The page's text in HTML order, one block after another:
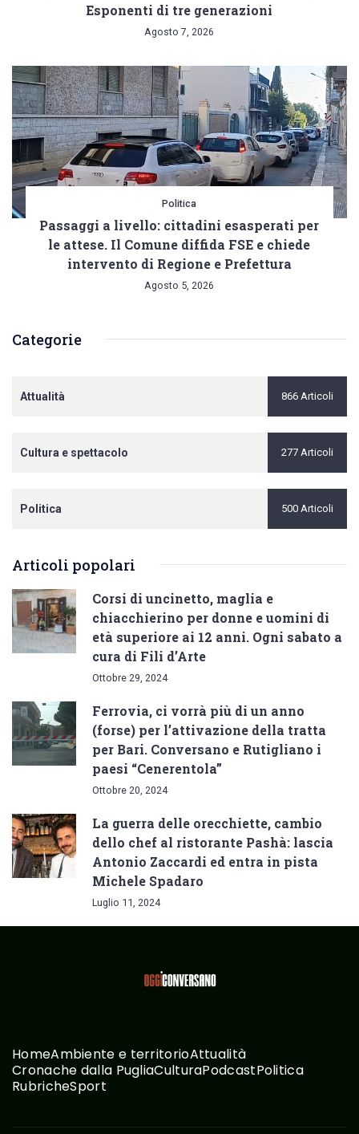
Esponenti di tre generazioni
Agosto 7, 2026
Politica
Passaggi a livello: cittadini esasperati per
le attese. Il Comune diffida FSE e chiede
intervento di Regione e Prefettura
Agosto 5, 2026
Categorie
Attualità 866 Articoli
Cultura e spettacolo 277 Articoli
Politica 500 Articoli
Articoli popolari
Corsi di uncinetto, maglia e
chiacchierino per donne e uomini di
età superiore ai 12 anni. Ogni sabato a
cura di Fili d’Arte
Ottobre 29, 2024
Ferrovia, ci vorrà più di un anno
(forse) per l’attivazione della tratta
per Bari. Conversano e Rutigliano i
paesi “Cenerentola”
Ottobre 20, 2024
La guerra delle orecchiette, cambio
dello chef al ristorante Pashà: lascia
Antonio Zaccardi ed entra in pista
Michele Spadaro
Luglio 11, 2024
HomeAmbiente e territorioAttualità
Cronache dalla PugliaCulturaPodcastPolitica
RubricheSport